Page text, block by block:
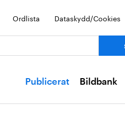
Ordlista Dataskydd/Cookies
Publicerat Bildbank